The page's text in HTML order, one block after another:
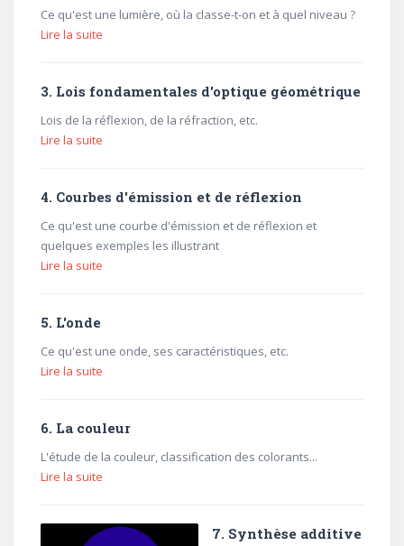
Ce qu'est une lumière, où la classe-t-on et à quel niveau ?
Lire la suite
3. Lois fondamentales d'optique géométrique
Lois de la réflexion, de la réfraction, etc.
Lire la suite
4. Courbes d'émission et de réflexion
Ce qu'est une courbe d'émission et de réflexion et
quelques exemples les illustrant
Lire la suite
5. L'onde
Ce qu'est une onde, ses caractéristiques, etc.
Lire la suite
6. La couleur
L'étude de la couleur, classification des colorants...
Lire la suite
7. Synthèse additive